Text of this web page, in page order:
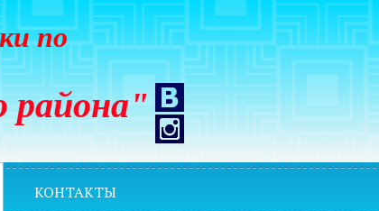
по
района"
КОНТАКТЫ